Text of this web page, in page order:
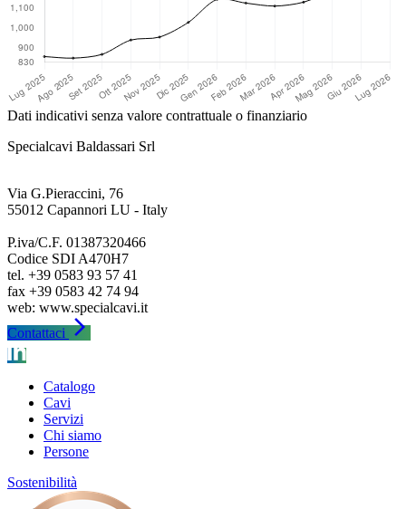
Dati indicativi senza valore contrattuale o finanziario
Specialcavi Baldassari Srl
Via G.Pieraccini, 76
55012 Capannori LU - Italy
P.iva/C.F. 01387320466
Codice SDI A470H7
tel. +39 0583 93 57 41
fax +39 0583 42 74 94
Contattaci arrow_forward_ios
Catalogo
Cavi
Servizi
Chi siamo
Persone
Sostenibilità